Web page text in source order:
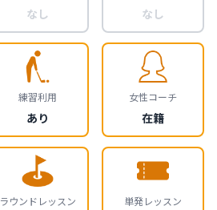
なし なし
練習利用
あり
女性コーチ
在籍
ラウンドレッスン 単発レッスン